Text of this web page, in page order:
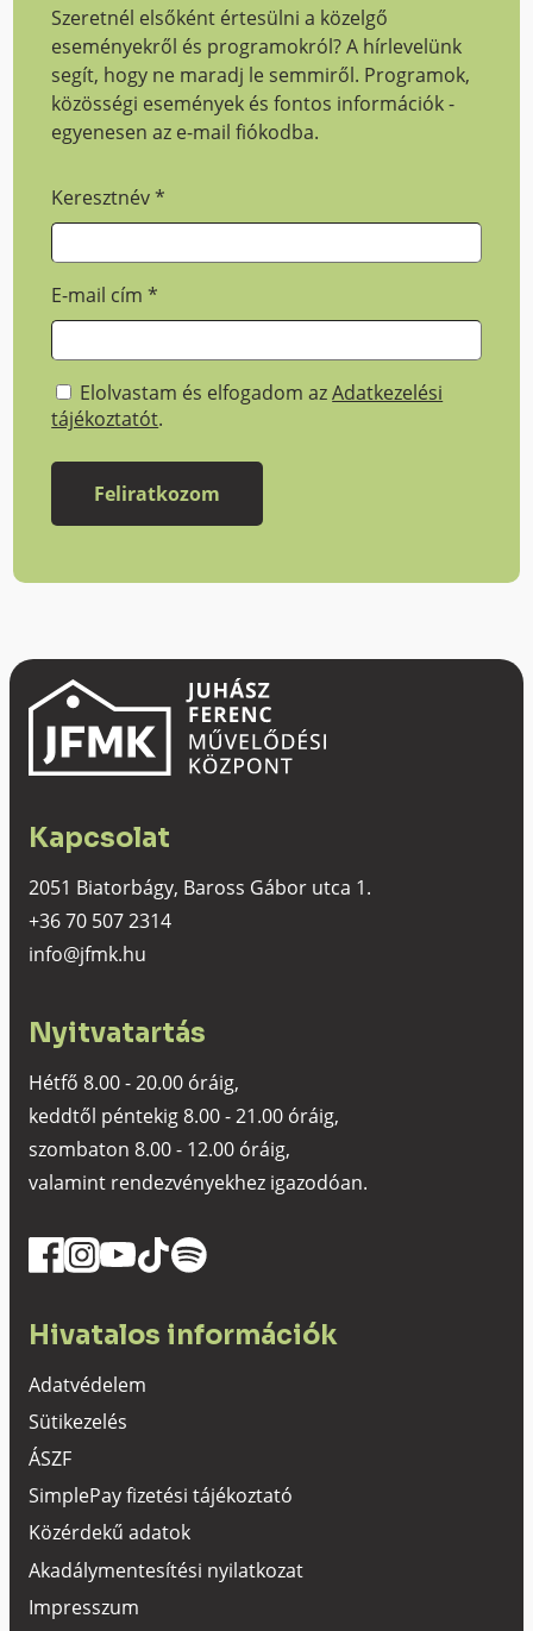
Szeretnél elsőként értesülni a közelgő
eseményekről és programokról? A hírlevelünk
segít, hogy ne maradj le semmiről. Programok,
közösségi események és fontos információk -
egyenesen az e-mail fiókodba.
Keresztnév*
E-mail cím*
Elolvastam és elfogadom azAdatkezelési
tájékoztatót.
Kapcsolat
2051 Biatorbágy, Baross Gábor utca 1.
+36 70 507 2314
info@jfmk.hu
Nyitvatartás
Hétfő 8.00 - 20.00 óráig,
keddtől péntekig 8.00 - 21.00 óráig,
szombaton 8.00 - 12.00 óráig,
valamint rendezvényekhez igazodóan.
Hivatalos információk
Adatvédelem
Sütikezelés
ÁSZF
SimplePay fizetési tájékoztató
Közérdekű adatok
Akadálymentesítési nyilatkozat
Impresszum